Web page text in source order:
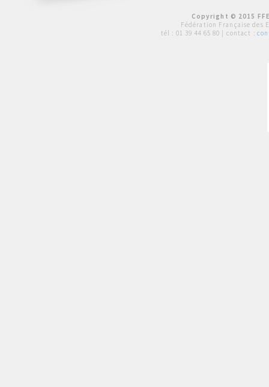
Copyright © 2015
Fédération Française des
tél : 01 39 44 65 80 | contact :